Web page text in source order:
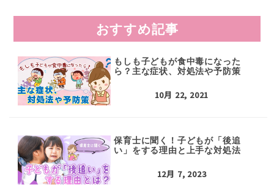
おすすめ記事
もしも子どもが食中毒になった
ら？主な症状、対処法や予防策
10月 22, 2021
保育士に聞く！子どもが「後追
い」をする理由と上手な対処法
12月 7, 2023